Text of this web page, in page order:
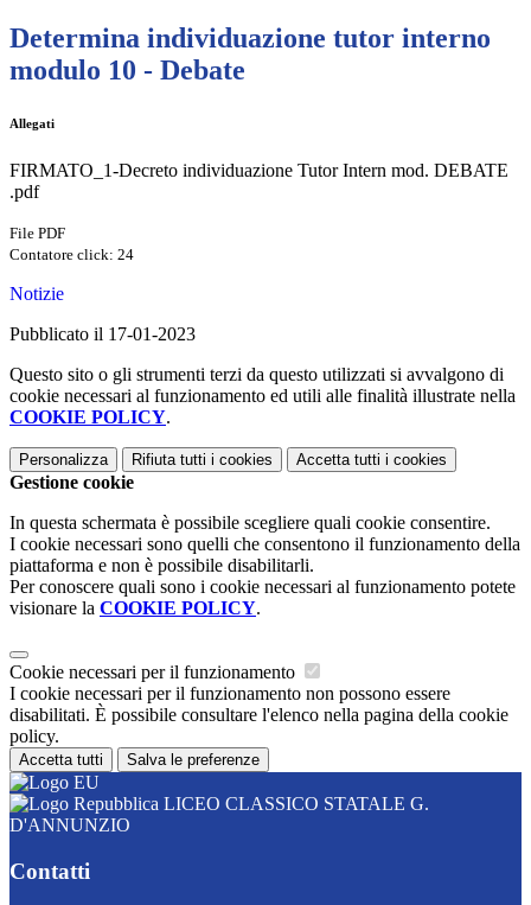
Determina individuazione tutor interno
modulo 10 - Debate
Allegati
FIRMATO_1-Decreto individuazione Tutor Intern mod. DEBATE
.pdf
File PDF
Contatore click: 24
Notizie
Pubblicato il 17-01-2023
Questo sito o gli strumenti terzi da questo utilizzati si avvalgono di
cookie necessari al funzionamento ed utili alle finalità illustrate nella
COOKIE POLICY.
Personalizza Rifiuta tutti i cookies Accetta tutti i cookies
Gestione cookie
In questa schermata è possibile scegliere quali cookie consentire.
I cookie necessari sono quelli che consentono il funzionamento della
piattaforma e non è possibile disabilitarli.
Per conoscere quali sono i cookie necessari al funzionamento potete
visionare la COOKIE POLICY.
Cookie necessari per il funzionamento
I cookie necessari per il funzionamento non possono essere
disabilitati. È possibile consultare l'elenco nella pagina della cookie
policy.
Accetta tutti Salva le preferenze
LICEO CLASSICO STATALE G.
D'ANNUNZIO
Contatti